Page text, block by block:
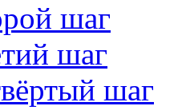
шаг
шаг
шаг